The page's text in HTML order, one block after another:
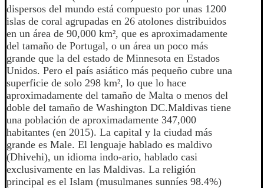
dispersos del mundo está compuesto por unas 1200
islas de coral agrupadas en 26 atolones distribuidos
en un área de 90,000 km², que es aproximadamente
del tamaño de Portugal, o un área un poco más
grande que la del estado de Minnesota en Estados
Unidos. Pero el país asiático más pequeño cubre una
superficie de solo 298 km², lo que lo hace
aproximadamente del tamaño de Malta o menos del
doble del tamaño de Washington DC.Maldivas tiene
una población de aproximadamente 347,000
habitantes (en 2015). La capital y la ciudad más
grande es Male. El lenguaje hablado es maldivo
(Dhivehi), un idioma indo-ario, hablado casi
exclusivamente en las Maldivas. La religión
principal es el Islam (musulmanes sunníes 98.4%)